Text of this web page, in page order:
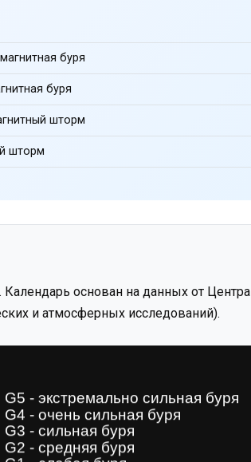
буря
буря
шторм
шторм
основан на данных от Центра
и атмосферных исследований).